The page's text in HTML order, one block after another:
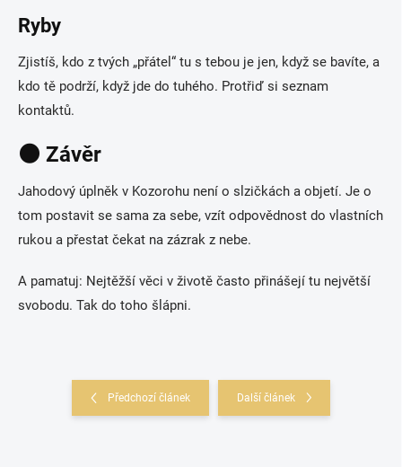
Ryby
Zjistíš, kdo z tvých „přátel“ tu s tebou je jen, když se bavíte, a
kdo tě podrží, když jde do tuhého. Protřiď si seznam
kontaktů.
🌑 Závěr
Jahodový úplněk v Kozorohu není o slzičkách a objetí. Je o
tom postavit se sama za sebe, vzít odpovědnost do vlastních
rukou a přestat čekat na zázrak z nebe.
A pamatuj: Nejtěžší věci v životě často přinášejí tu největší
svobodu. Tak do toho šlápni.
Předchozí článek Další článek